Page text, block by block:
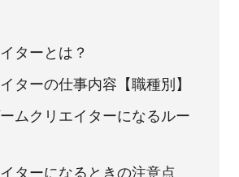
ターとは？
ターの仕事内容【職種別】
ムクリエイターになるルー
ターになるときの注意点